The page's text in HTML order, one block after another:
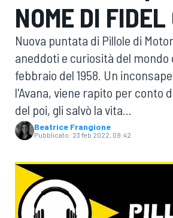
MOTOGP WEC
NOME DI
Nuova puntata di Pillole di
aneddoti e curiosità del mondo
febbraio del 1958. Un
l'Avana, viene rapito per conto
del poi, gli salvò la vita...
Beatrice Frangione
Pubblicato: 23 feb 2022, 09:42